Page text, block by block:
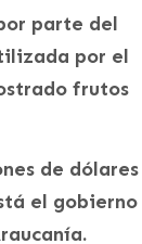
parte del
por el
frutos
de dólares
el gobierno